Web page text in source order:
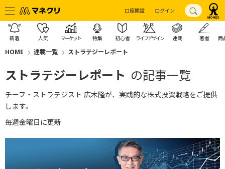
口座開設 ログイン
新着 人気 マーケット 特集 初心者 ライフデザイン 連載 著者 商
HOME 連載一覧 ストラテジーレポート
ストラテジーレポート の記事一覧
チーフ・ストラテジスト 広木隆が、実践的な株式投資戦略をご提供
します。
毎週金曜日に更新